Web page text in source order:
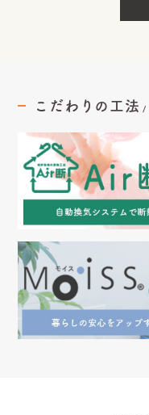
こだわりの工法 /